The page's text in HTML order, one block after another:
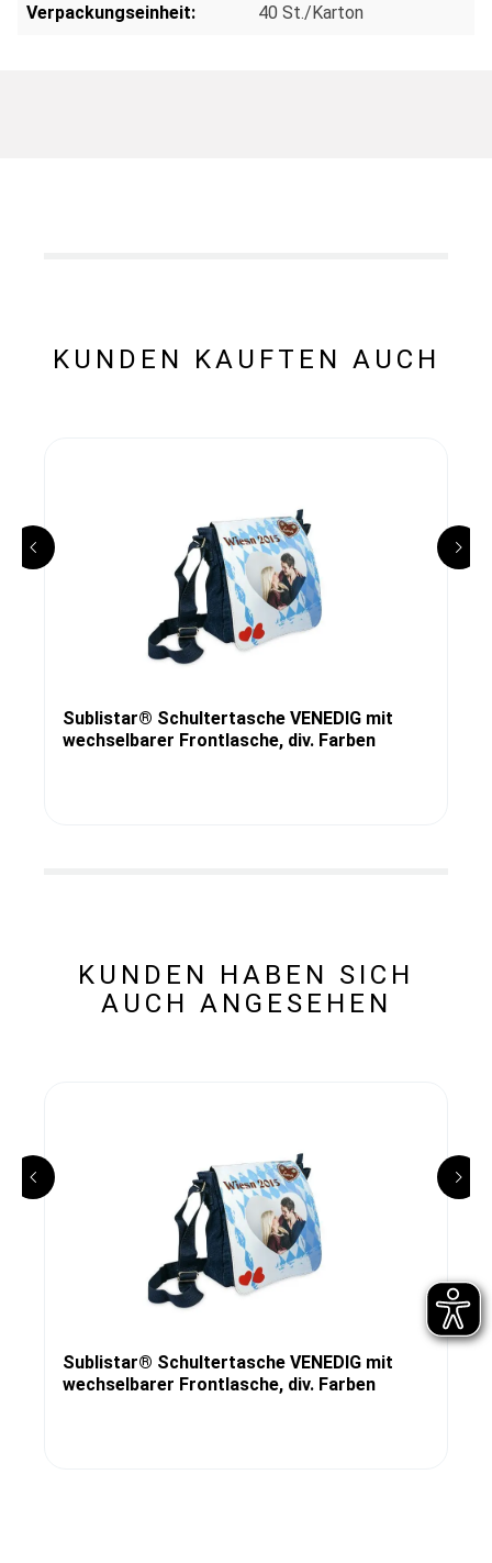
Verpackungseinheit: 40 St./Karton
KUNDEN KAUFTEN AUCH
Sublistar® Schultertasche VENEDIG mit
wechselbarer Frontlasche, div. Farben
KUNDEN HABEN SICH
AUCH ANGESEHEN
Sublistar® Schultertasche VENEDIG mit
wechselbarer Frontlasche, div. Farben